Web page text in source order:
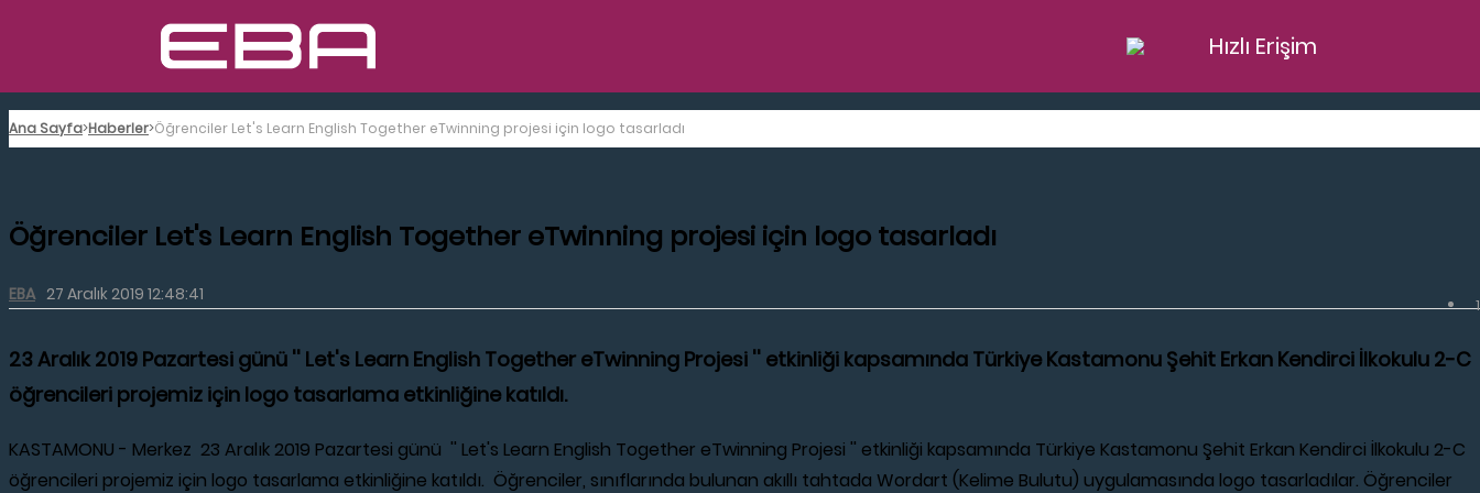
Hızlı Erişim
Ana Sayfa Haberler Öğrenciler Let's Learn English Together eTwinning projesi için logo tasarladı
Öğrenciler Let's Learn English Together eTwinning projesi için logo tasarladı
EBA 27 Aralık 2019 12:48:41
23 Aralık 2019 Pazartesi günü '' Let's Learn English Together eTwinning Projesi '' etkinliği kapsamında Türkiye Kastamonu Şehit Erkan Kendirci İlkokulu 2-C
öğrencileri projemiz için logo tasarlama etkinliğine katıldı.
KASTAMONU - Merkez 23 Aralık 2019 Pazartesi günü '' Let's Learn English Together eTwinning Projesi '' etkinliği kapsamında Türkiye Kastamonu Şehit Erkan Kendirci İlkokulu 2-C
öğrencileri projemiz için logo tasarlama etkinliğine katıldı. Öğrenciler, sınıflarında bulunan akıllı tahtada Wordart (Kelime Bulutu) uygulamasında logo tasarladılar. Öğrenciler